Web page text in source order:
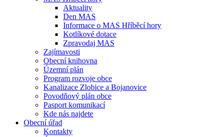
Aktuality
Den MAS
Informace o MAS Hříběcí hory
Kotlíkové dotace
Zpravodaj MAS
Zajímavosti
Obecní knihovna
Územní plán
Program rozvoje obce
Kanalizace Zlobice a Bojanovice
Povodňový plán obce
Pasport komunikací
Kde nás najdete
Obecní úřad
Kontakty